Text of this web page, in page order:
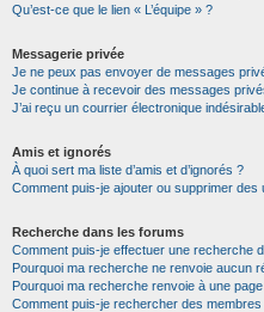
Qu’est-ce que le lien « L’équipe » ?
Messagerie privée
Je ne peux pas envoyer de messages
Je continue à recevoir des messages
J’ai reçu un courrier électronique
Amis et ignorés
À quoi sert ma liste d’amis et d’ignorés ?
Comment puis-je ajouter ou supprimer des
Recherche dans les forums
Comment puis-je effectuer une recherche
Pourquoi ma recherche ne renvoie aucun
Pourquoi ma recherche renvoie à une
Comment puis-je rechercher des membres